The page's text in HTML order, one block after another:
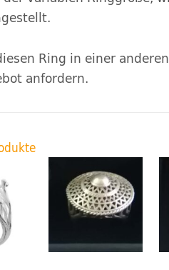
Ring in einer
anfordern.